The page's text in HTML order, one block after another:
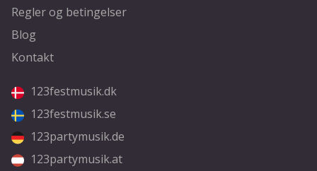
Regler og betingelser
Blog
Kontakt
123festmusik.dk
123festmusik.se
123partymusik.de
123partymusik.at